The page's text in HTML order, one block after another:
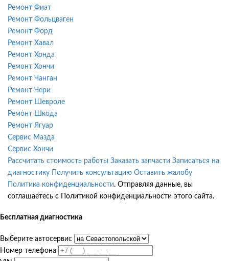
Ремонт Фиат
Ремонт Фольцваген
Ремонт Форд
Ремонт Хавал
Ремонт Хонда
Ремонт Хончи
Ремонт Чанган
Ремонт Чери
Ремонт Шевроле
Ремонт Шкода
Ремонт Ягуар
Сервис Мазда
Сервис Хончи
Рассчитать стоимость работы Заказать запчасти Записаться на
диагностику
Получить консультацию Оставить жалобу
Политика конфиденциальности. Отправляя данные, вы
соглашаетесь с Политикой конфиденциальности этого сайта.
Бесплатная диагностика
Выберите автосервис
Номер телефона